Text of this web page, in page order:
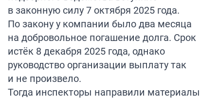
в законную силу 7 октября 2025 года.
По закону у компании было два месяца
на добровольное погашение долга. Срок
истёк 8 декабря 2025 года, однако
руководство организации выплату так
и не произвело.
Тогда инспекторы направили материалы